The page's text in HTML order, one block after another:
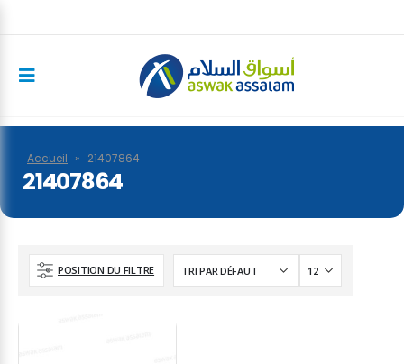
Accueil » 21407864
21407864
POSITION DU FILTRE